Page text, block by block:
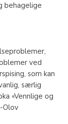
behagelige
ved
som kan
særlig
«Vennlige og
Olov